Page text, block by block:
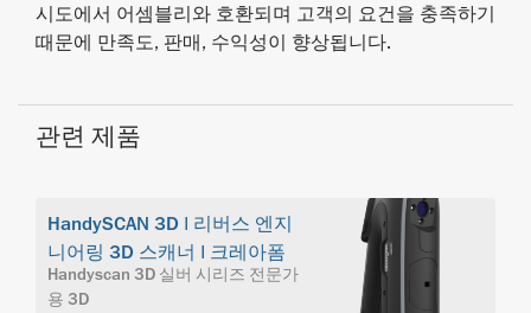
시도에서 어셈블리와 호환되며 고객의 요건을 충족하기
때문에 만족도, 판매, 수익성이 향상됩니다.
관련 제품
HandySCAN 3D | 리버스 엔지
니어링 3D 스캐너 | 크레아폼
Handyscan 3D 실버 시리즈 전문가
용 3D